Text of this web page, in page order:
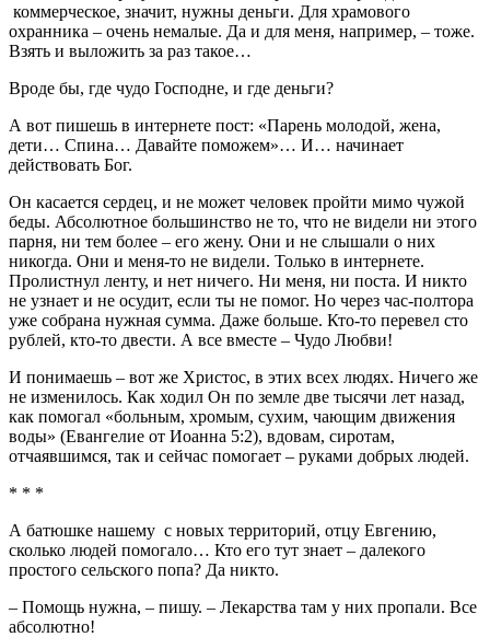
коммерческое, значит, нужны деньги. Для храмового
охранника – очень немалые. Да и для меня, например, – тоже.
Взять и выложить за раз такое…
Вроде бы, где чудо Господне, и где деньги?
А вот пишешь в интернете пост: «Парень молодой, жена,
дети… Спина… Давайте поможем»… И… начинает
действовать Бог.
Он касается сердец, и не может человек пройти мимо чужой
беды. Абсолютное большинство не то, что не видели ни этого
парня, ни тем более – его жену. Они и не слышали о них
никогда. Они и меня-то не видели. Только в интернете.
Пролистнул ленту, и нет ничего. Ни меня, ни поста. И никто
не узнает и не осудит, если ты не помог. Но через час-полтора
уже собрана нужная сумма. Даже больше. Кто-то перевел сто
рублей, кто-то двести. А все вместе – Чудо Любви!
И понимаешь – вот же Христос, в этих всех людях. Ничего же
не изменилось. Как ходил Он по земле две тысячи лет назад,
как помогал «больным, хромым, сухим, чающим движения
воды» (Евангелие от Иоанна 5:2), вдовам, сиротам,
отчаявшимся, так и сейчас помогает – руками добрых людей.
* * *
А батюшке нашему с новых территорий, отцу Евгению,
сколько людей помогало… Кто его тут знает – далекого
простого сельского попа? Да никто.
– Помощь нужна, – пишу. – Лекарства там у них пропали. Все
абсолютно!